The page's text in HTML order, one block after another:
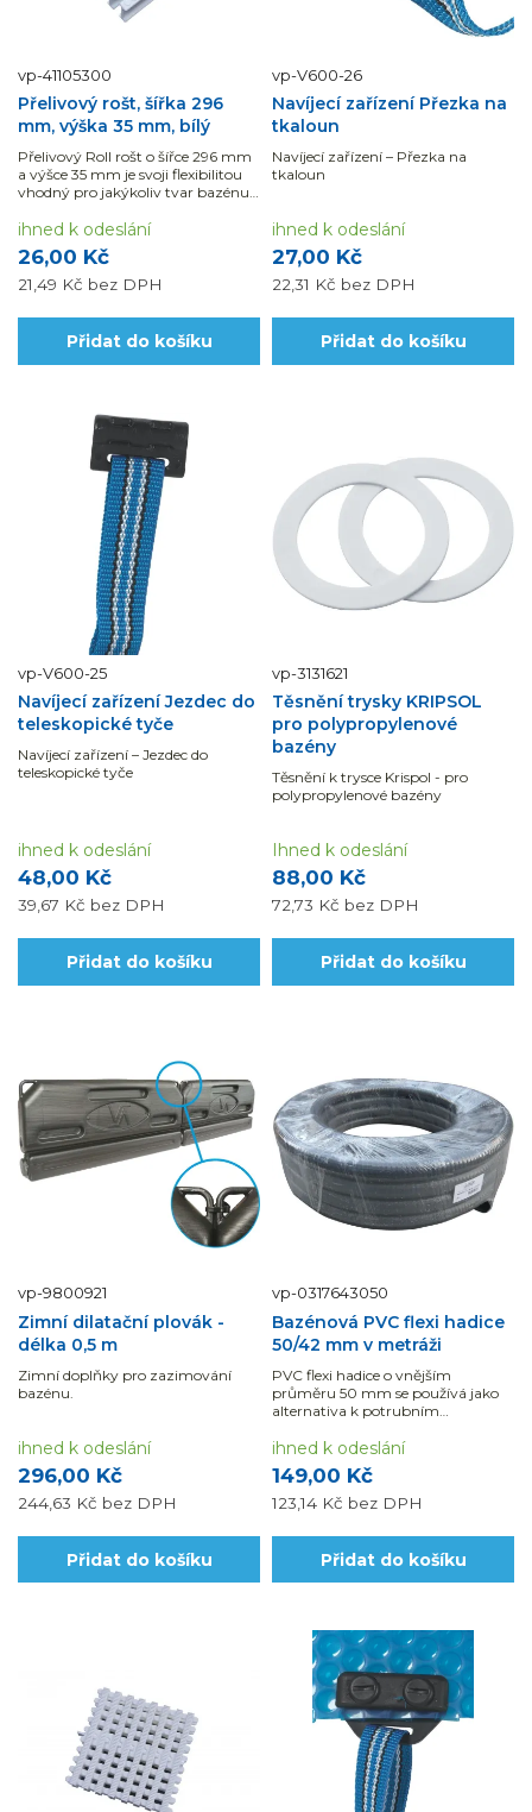
vp-41105300
Přelivový rošt, šířka 296
mm, výška 35 mm, bílý
Přelivový Roll rošt o šířce 296 mm
a výšce 35 mm je svoji flexibilitou
vhodný pro jakýkoliv tvar bazénu.
26,00 Kč
21,49 Kč bez DPH
ihned k odeslání
Přidat do košíku
vp-V600-26
Navíjecí zařízení Přezka na
tkaloun
Navíjecí zařízení – Přezka na
tkaloun
27,00 Kč
22,31 Kč bez DPH
ihned k odeslání
Přidat do košíku
vp-V600-25
Navíjecí zařízení Jezdec do
teleskopické tyče
Navíjecí zařízení – Jezdec do
teleskopické tyče
48,00 Kč
39,67 Kč bez DPH
ihned k odeslání
Přidat do košíku
vp-3131621
Těsnění trysky KRIPSOL
pro polypropylenové
bazény
Těsnění k trysce Krispol - pro
polypropylenové bazény
88,00 Kč
72,73 Kč bez DPH
Ihned k odeslání
Přidat do košíku
vp-9800921
Zimní dilatační plovák -
délka 0,5 m
Zimní doplňky pro zazimování
bazénu.
296,00 Kč
244,63 Kč bez DPH
ihned k odeslání
Přidat do košíku
vp-0317643050
Bazénová PVC flexi hadice
50/42 mm v metráži
PVC flexi hadice o vnějším
průměru 50 mm se používá jako
alternativa k potrubním
možnosti naší montáže a dodávky
materiálu s DPH ve snížené sazbě.
149,00 Kč
123,14 Kč bez DPH
ihned k odeslání
Přidat do košíku